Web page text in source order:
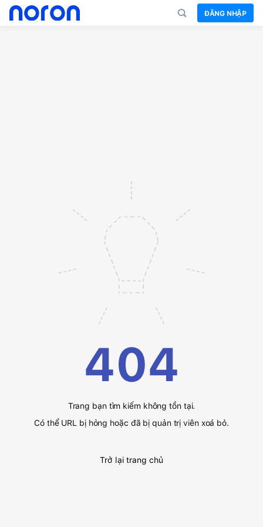
ĐĂNG NHẬP
404
Trang bạn tìm kiếm không tồn tại.
Có thể URL bị hỏng hoặc đã bị quản trị viên xoá bỏ.
Trở lại trang chủ